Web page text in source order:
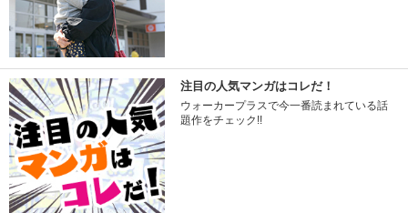
注目の人気マンガはコレだ！
ウォーカープラスで今一番読まれている話
題作をチェック!!